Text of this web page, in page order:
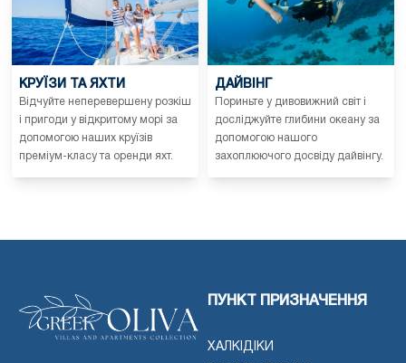
КРУЇЗИ ТА ЯХТИ
Відчуйте неперевершену розкіш
і пригоди у відкритому морі за
допомогою наших круїзів
преміум-класу та оренди яхт.
ДАЙВІНГ
Пориньте у дивовижний світ і
досліджуйте глибини океану за
допомогою нашого
захоплюючого досвіду дайвінгу.
ПУНКТ ПРИЗНАЧЕННЯ
ХАЛКІДІКИ